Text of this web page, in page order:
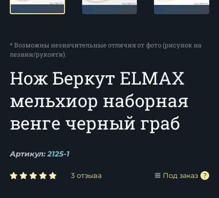
* Возможны незначительные отличия от фото (рисунок на
лезвии/рукояти).
Нож Беркут ELMAX
мельхиор наборная
венге черный граб
Артикул: 2125-1
3 отзыва Под заказ